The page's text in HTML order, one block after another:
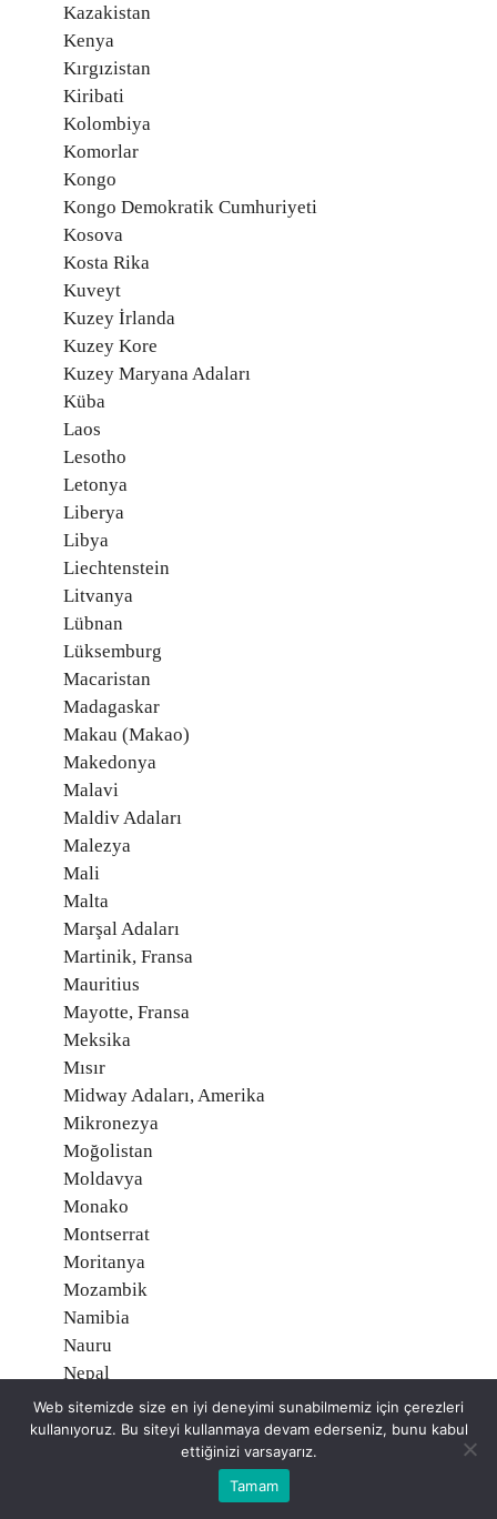
Kazakistan
Kenya
Kırgızistan
Kiribati
Kolombiya
Komorlar
Kongo
Kongo Demokratik Cumhuriyeti
Kosova
Kosta Rika
Kuveyt
Kuzey İrlanda
Kuzey Kore
Kuzey Maryana Adaları
Küba
Laos
Lesotho
Letonya
Liberya
Libya
Liechtenstein
Litvanya
Lübnan
Lüksemburg
Macaristan
Madagaskar
Makau (Makao)
Makedonya
Malavi
Maldiv Adaları
Malezya
Mali
Malta
Marşal Adaları
Martinik, Fransa
Mauritius
Mayotte, Fransa
Meksika
Mısır
Midway Adaları, Amerika
Mikronezya
Moğolistan
Moldavya
Monako
Montserrat
Moritanya
Mozambik
Namibia
Nauru
Nepal
Nijer
Nijerya
Web sitemizde size en iyi deneyimi sunabilmemiz için çerezleri
kullanıyoruz. Bu siteyi kullanmaya devam ederseniz, bunu kabul
ettiğinizi varsayarız.
Tamam